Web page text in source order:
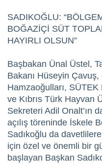
SADIKOĞLU:
BOĞAZİÇİ SÜT
HAYIRLI OLSUN”
Başbakan Ünal Üstel,
Bakanı Hüseyin
Hamzaoğulları, SÜTEK
ve Kıbrıs Türk Hayvan
Sekreteri Adil Onalt’ın
açılış töreninde İskele
Sadıkoğlu da
için özel ve önemli bir
başlayan Başkan